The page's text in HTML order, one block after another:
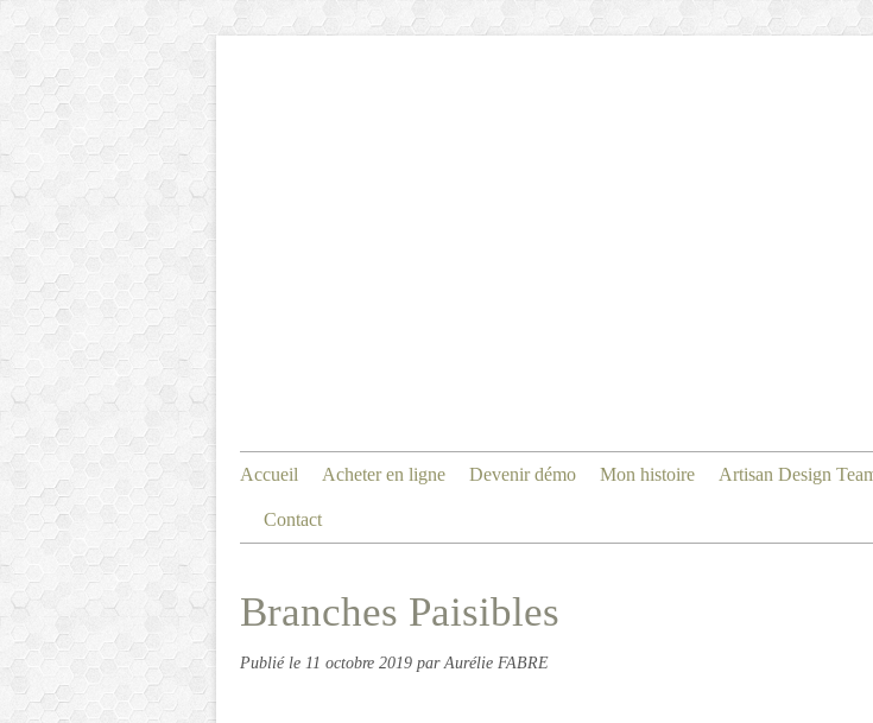
Accueil Acheter en ligne Devenir démo Mon histoire Artisan Design
Contact
Branches Paisibles
Publié le 11 octobre 2019 par Aurélie FABRE